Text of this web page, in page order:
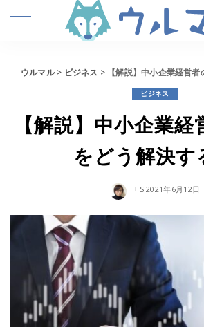
ウルマル> ビジネス > 【解説】中小企業経営者
ビジネス
【解説】中小企業
をどう解決す
2021年6月12日